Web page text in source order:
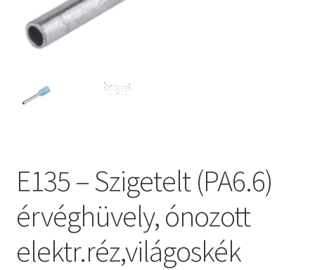
E135 – Szigetelt (PA6.6)
érvéghüvely, ónozott
elektr.réz,világoskék